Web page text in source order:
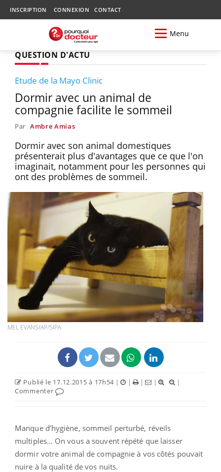
INSCRIPTION CONNEXION CONTACT
Menu
QUESTION D'ACTU
Etude de la Mayo Clinic
Dormir avec un animal de
compagnie facilite le sommeil
Par Ambre Amias
Dormir avec son animal domestiques
présenterait plus d'avantages que ce que l'on
imaginait, notamment pour les personnes qui
ont des problèmes de sommeil.
MEL EVANS/AP/SIPA
Publié le 17.12.2015 à 17h54 | | | |
|
Commenter
Manque d’hygiène, sommeil perturbé, réveils
multiples… On vous a souvent répété que laisser
dormir votre animal de compagnie à vos côtés pouvait
nuire à la qualité de vos nuits.